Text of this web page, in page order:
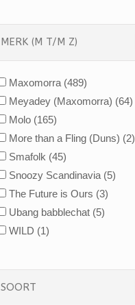
MERK (M T/M Z)
Maxomorra (489)
Meyadey (Maxomorra) (64)
Molo (165)
More than a Fling (Duns) (2)
Smafolk (45)
Snoozy Scandinavia (5)
The Future is Ours (3)
Ubang babblechat (5)
WILD (1)
SOORT